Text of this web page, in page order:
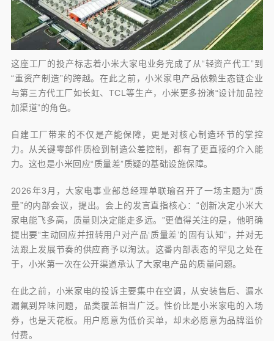
这座工厂的投产标志着小米大家电业务完成了从“轻资产代工”到
“重资产制造”的跨越。在此之前，小米家电产品依赖生态链企业
与第三方代工厂如长虹、TCL等生产，小米更多扮演“设计加品控
加渠道”的角色。
自建工厂带来的不仅是产能保障，更是对核心制造环节的掌控
力。从关键零部件质检到制造公差控制，都有了更直接的介入能
力。这也是小米回应“质量差”质疑的基础设施保障。
2026年3月，大家电事业部总经理单联瑜召开了一场主题为“质
量”的内部会议，提出。会上的发言直指核心：“创新决定小米大
家电能飞多高，质量则决定能走多远。”更值得关注的是，他明确
提出要“主动回应并扭转用户对产品‘质量差’的固有认知”，并对无
法跟上发展节奏的供应商予以淘汰。这番内部表态的罕见之处在
于，小米第一次在公开渠道承认了大家电产品的质量问题。
在此之前，小米家电的投诉主要集中在空调，从安装售后、漏水
漏氟到异味问题，品类覆盖相当广泛。性价比是小米家电的入场
券，也是天花板。用户愿意为低价买单，却未必愿意为品牌溢价
付费。